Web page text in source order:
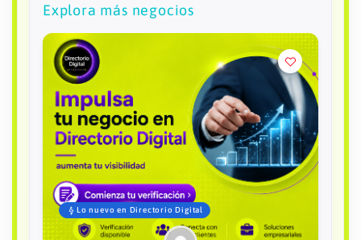
Explora más negocios
Lo nuevo en Directorio Digital